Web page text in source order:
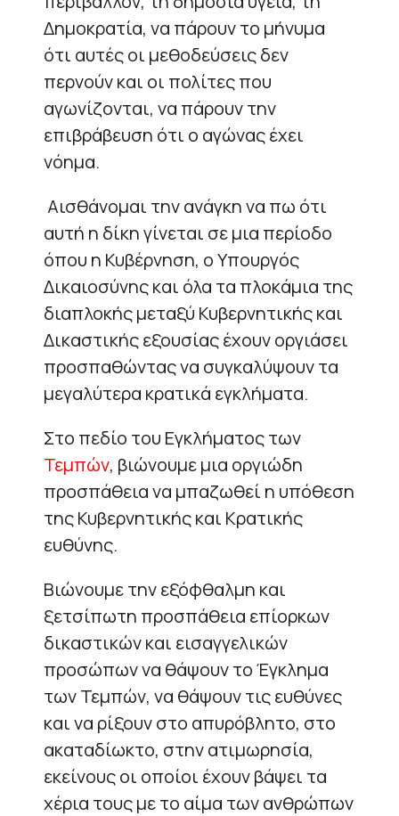
Δημοκρατία, να πάρουν το μήνυμα
ότι αυτές οι μεθοδεύσεις δεν
περνούν και οι πολίτες που
αγωνίζονται, να πάρουν την
επιβράβευση ότι ο αγώνας έχει
νόημα.
Αισθάνομαι την ανάγκη να πω ότι
αυτή η δίκη γίνεται σε μια περίοδο
όπου η Κυβέρνηση, ο Υπουργός
Δικαιοσύνης και όλα τα πλοκάμια της
διαπλοκής μεταξύ Κυβερνητικής και
Δικαστικής εξουσίας έχουν οργιάσει
προσπαθώντας να συγκαλύψουν τα
μεγαλύτερα κρατικά εγκλήματα.
Στο πεδίο του Εγκλήματος των
Τεμπών, βιώνουμε μια οργιώδη
προσπάθεια να μπαζωθεί η υπόθεση
της Κυβερνητικής και Κρατικής
ευθύνης.
Βιώνουμε την εξόφθαλμη και
ξετσίπωτη προσπάθεια επίορκων
δικαστικών και εισαγγελικών
προσώπων να θάψουν το Έγκλημα
των Τεμπών, να θάψουν τις ευθύνες
και να ρίξουν στο απυρόβλητο, στο
ακαταδίωκτο, στην ατιμωρησία,
εκείνους οι οποίοι έχουν βάψει τα
χέρια τους με το αίμα των ανθρώπων